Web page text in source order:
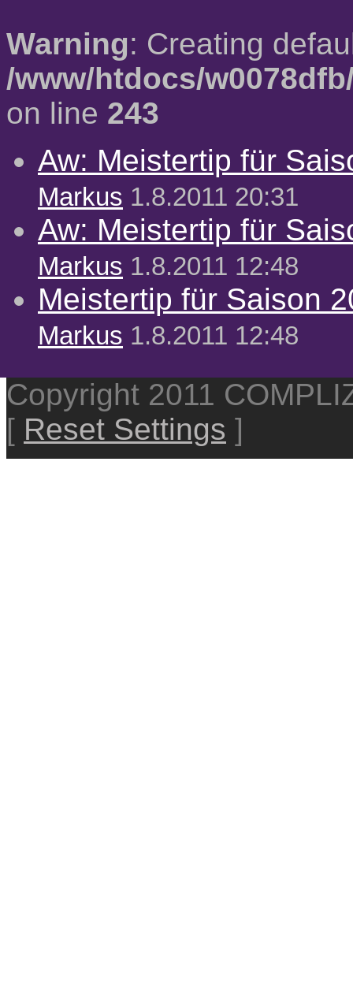
Warning: Creating
/www/htdocs/
on line 243
Aw: Meistertip für
Markus 1.8.2011 20:31
Aw: Meistertip für
Markus 1.8.2011 12:48
Meistertip für Saison
Markus 1.8.2011 12:48
Copyright 2011
[ Reset Settings ]